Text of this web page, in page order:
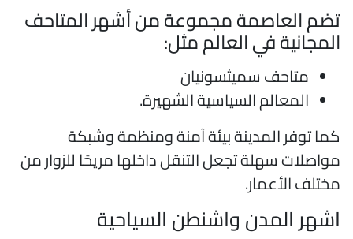
العاصمة مجموعة من أشهر المتاحف
في العالم مثل:
متاحف سميثسونيان
المعالم السياسية الشهيرة.
توفر المدينة بيئة آمنة ومنظمة وشبكة
سهلة تجعل التنقل داخلها مريحًا للزوار من
الأعمار.
المدن واشنطن السياحية